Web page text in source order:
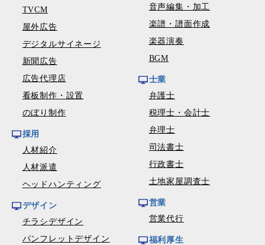
TVCM
屋外広告
デジタルサイネージ
新聞広告
広告代理店
看板制作・設置
のぼり制作
採用
人材紹介
人材派遣
ヘッドハンティング
デザイン
チラシデザイン
パンフレットデザイン
音声編集・加工
楽譜・譜面作成
楽器演奏
BGM
士業
弁護士
税理士・会計士
弁理士
司法書士
行政書士
土地家屋調査士
営業
営業代行
福利厚生